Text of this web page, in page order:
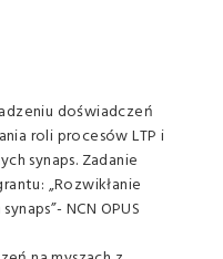
doświadczeń
roli procesów LTP i
synaps. Zadanie
„Rozwikłanie
NCN OPUS